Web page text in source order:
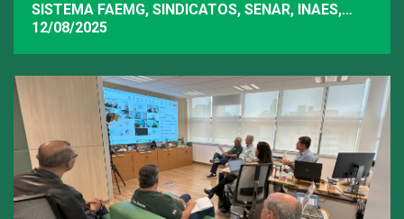
SISTEMA FAEMG, SINDICATOS, SENAR, INAES,
FAEMG
12/08/2025